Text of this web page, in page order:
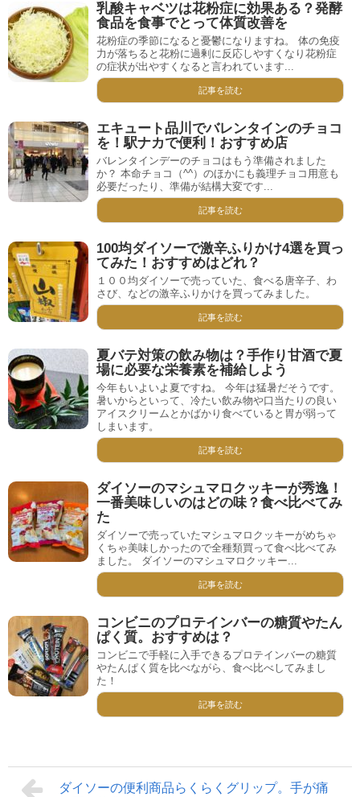
乳酸キャベツは花粉症に効果ある？発酵
食品を食事でとって体質改善を
花粉症の季節になると憂鬱になりますね。 体の免疫
力が落ちると花粉に過剰に反応しやすくなり花粉症
の症状が出やすくなると言われています...
記事を読む
エキュート品川でバレンタインのチョコ
を！駅ナカで便利！おすすめ店
バレンタインデーのチョコはもう準備されました
か？ 本命チョコ（^^）のほかにも義理チョコ用意も
必要だったり、準備が結構大変です...
記事を読む
100均ダイソーで激辛ふりかけ4選を買っ
てみた！おすすめはどれ？
１００均ダイソーで売っていた、食べる唐辛子、わ
さび、などの激辛ふりかけを買ってみました。
記事を読む
夏バテ対策の飲み物は？手作り甘酒で夏
場に必要な栄養素を補給しよう
今年もいよいよ夏ですね。 今年は猛暑だそうです。
暑いからといって、冷たい飲み物や口当たりの良い
アイスクリームとかばかり食べていると胃が弱って
しまいます。
記事を読む
ダイソーのマシュマロクッキーが秀逸！
一番美味しいのはどの味？食べ比べてみ
た
ダイソーで売っていたマシュマロクッキーがめちゃ
くちゃ美味しかったので全種類買って食べ比べてみ
ました。 ダイソーのマシュマロクッキー...
記事を読む
コンビニのプロテインバーの糖質やたん
ぱく質。おすすめは？
コンビニで手軽に入手できるプロテインバーの糖質
やたんぱく質を比べながら、食べ比べしてみまし
た！
記事を読む
ダイソーの便利商品らくらくグリップ。手が痛